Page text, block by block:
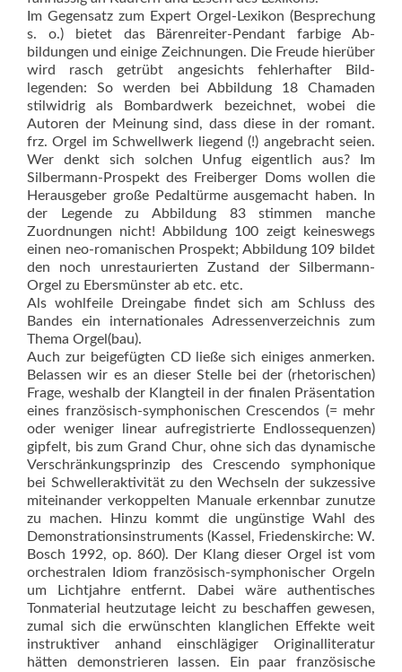
Im Gegensatz zum Expert Orgel-Lexikon (Besprechung
s. o.) bietet das Bären­reiter-Pendant farbige Ab­
bildungen und einige Zeichnungen. Die Freude hierüber
wird rasch getrübt angesichts fehlerhafter Bild­
legenden: So werden bei Abbildung 18 Chamaden
stilwidrig als Bombardwerk bezeichnet, wobei die
Autoren der Meinung sind, dass diese in der romant.
frz. Orgel im Schwellwerk liegend (!) angebracht seien.
Wer denkt sich solchen Unfug eigentlich aus? Im
Silbermann-Prospekt des Freiberger Doms wol­len die
Herausgeber große Pedaltürme ausgemacht haben. In
der Legende zu Abbildung 83 stimmen manche
Zuordnungen nicht! Abbildung 100 zeigt keineswegs
einen neo-romanischen Prospekt; Abbildung 109 bildet
den noch unres­taurierten Zustand der Silbermann-
Orgel zu Ebersmünster ab etc. etc.
Als wohlfeile Dreingabe findet sich am Schluss des
Bandes ein internationales Adressenverzeichnis zum
Thema Orgel(bau).
Auch zur beigefügten CD ließe sich einiges anmerken.
Belassen wir es an dieser Stelle bei der (rhetorischen)
Frage, weshalb der Klangteil in der finalen Präsentation
eines französisch-symphonischen Crescendos (= mehr
oder weniger linear aufregistrierte Endlossequenzen)
gip­felt, bis zum Grand Chur, ohne sich das dynamische
Verschränkungsprinzip des Crescendo symphonique
bei Schwelleraktivität zu den Wechseln der sukzessive
miteinander verkoppelten Manuale erkennbar zunutze
zu machen. Hinzu kommt die ungüns­tige Wahl des
Demonstrationsinstruments (Kassel, Friedenskirche: W.
Bosch 1992, op. 860). Der Klang dieser Orgel ist vom
orchestralen Idiom französisch-symphonischer Orgeln
um Lichtjahre entfernt. Dabei wäre authenti­sches
Tonmaterial heutzutage leicht zu beschaffen gewesen,
zumal sich die erwünschten klanglichen Effekte weit
instruktiver anhand einschlägiger Originalliteratur
hätten demonstrieren lassen. Ein paar französische